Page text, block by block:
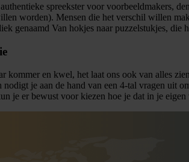
spreekster voor voorbeeldmakers,
worden). Mensen die het verschil willen
genaamd Van hokjes naar puzzelstukjes,
kommer en kwel, het laat ons ook van alles
nodigt je aan de hand van een 4-tal vragen
je er bewust voor kiezen hoe je dat in je